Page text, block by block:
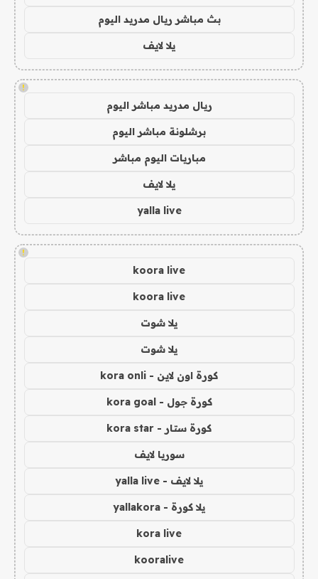
بث مباشر ريال مدريد اليوم
يلا لايف
!
ريال مدريد مباشر اليوم
برشلونة مباشر اليوم
مباريات اليوم مباشر
يلا لايف
yalla live
!
koora live
koora live
يلا شوت
يلا شوت
كورة اون لاين - kora onli
كورة جول - kora goal
كورة ستار - kora star
سوريا لايف
يلا لايف - yalla live
يلا كورة - yallakora
kora live
kooralive